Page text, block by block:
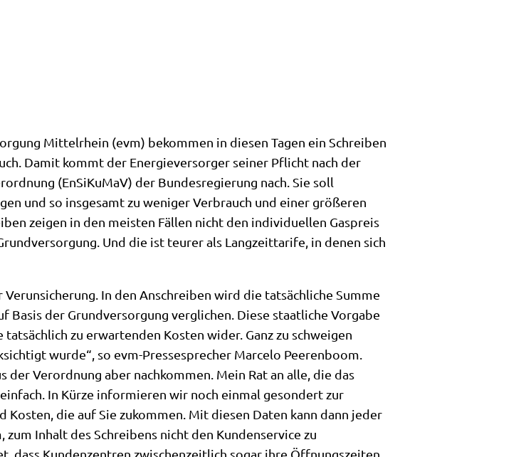
Mittelrhein (evm) bekommen in diesen Tagen ein Schreiben
Damit kommt der Energieversorger seiner Pflicht nach der
(EnSiKuMaV) der Bundesregierung nach. Sie soll
und so insgesamt zu weniger Verbrauch und einer größeren
zeigen in den meisten Fällen nicht den individuellen Gaspreis
Und die ist teurer als Langzeittarife, in denen sich
In den Anschreiben wird die tatsächliche Summe
der Grundversorgung verglichen. Diese staatliche Vorgabe
zu erwartenden Kosten wider. Ganz zu schweigen
wurde“, so evm-Pressesprecher Marcelo Peerenboom.
der Verordnung aber nachkommen. Mein Rat an alle, die das
In Kürze informieren wir noch einmal gesondert zur
Kosten, die auf Sie zukommen. Mit diesen Daten kann dann jeder
Inhalt des Schreibens nicht den Kundenservice zu
dass Kundenzentren zwischenzeitlich sogar ihre Öffnungszeiten